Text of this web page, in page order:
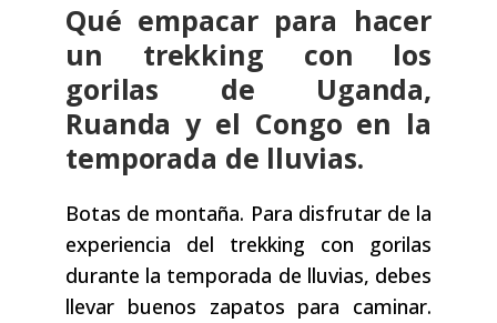
Qué empacar para hacer
un trekking con los
gorilas de Uganda,
Ruanda y el Congo en la
temporada de lluvias.
Botas de montaña. Para disfrutar de la
experiencia del trekking con gorilas
durante la temporada de lluvias, debes
llevar buenos zapatos para caminar.